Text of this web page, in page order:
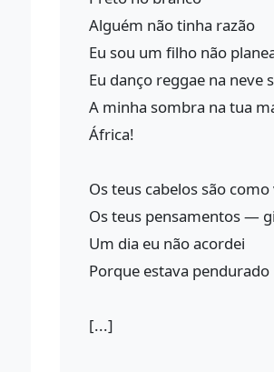
Alguém não tinha razão
Eu sou um filho não
Eu danço reggae na neve
A minha sombra na tua
África!
Os teus cabelos são
Os teus pensamentos —
Um dia eu não acordei
Porque estava pendurado
[...]